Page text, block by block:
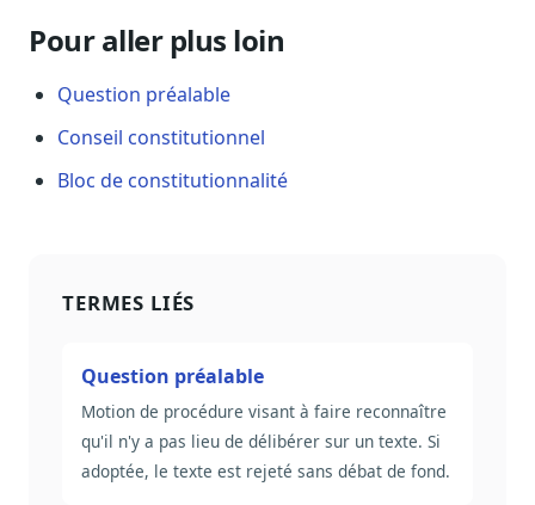
Pour aller plus loin
Question préalable
Conseil constitutionnel
Bloc de constitutionnalité
TERMES LIÉS
Question préalable
Motion de procédure visant à faire reconnaître
qu'il n'y a pas lieu de délibérer sur un texte. Si
adoptée, le texte est rejeté sans débat de fond.